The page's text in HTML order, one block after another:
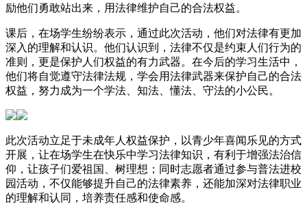
励他们勇敢站出来，用法律维护自己的合法权益。
课后，在场学生纷纷表示，通过此次活动，他们对法律有更加
深入的理解和认识。他们认识到，法律不仅是约束人们行为的
准则，更是保护人们权益的有力武器。在今后的学习生活中，
他们将自觉遵守法律法规，学会用法律武器来保护自己的合法
权益，努力成为一个学法、知法、懂法、守法的小公民。
此次活动立足于未成年人权益保护，以青少年喜闻乐见的方式
开展，让在场学生在快乐中学习法律知识，有利于增强法治信
仰，让孩子们爱祖国、树理想；同时志愿者通过参与普法进校
园活动，不仅能够提升自己的法律素养，还能加深对法律职业
的理解和认同，培养责任感和使命感。